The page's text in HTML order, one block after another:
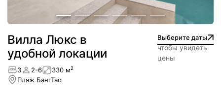
Вилла Люкс в
удобной локации
Выберите даты
чтобы увидеть
цены
3 2-6 330 м2
Пляж БангТао